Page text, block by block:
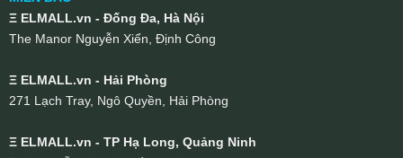
Ξ ELMALL.vn - Đống Đa, Hà Nội
The Manor Nguyễn Xiển, Định Công
Ξ ELMALL.vn - Hải Phòng
271 Lạch Tray, Ngô Quyền, Hải Phòng
Ξ ELMALL.vn - TP Hạ Long, Quảng Ninh